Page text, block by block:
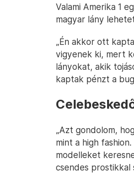
Valami Amerika 1
magyar lány
„Én akkor ott
vigyenek ki, mert
lányokat, akik
kaptak pénzt a
„Azt gondolom,
mint a high
modelleket
csendes prostikkal